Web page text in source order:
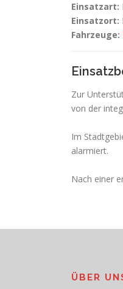
Einsatzart:
Einsatzort:
Fahrzeuge:
Zur
von der
Im
alarmiert.
Nach einer
ÜBER